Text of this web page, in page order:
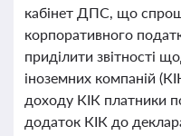
кабінет ДПС, що
корпоративного
приділити звітності
іноземних компаній
доходу КІК платники
додаток КІК до